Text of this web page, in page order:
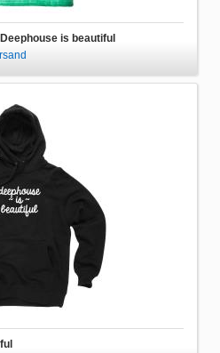
is beautiful